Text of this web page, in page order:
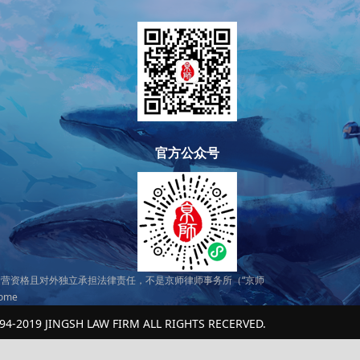
官方公众号
资格且对外独立承担法律责任，不是京师律师事务所（“京师
2019 JINGSH LAW FIRM ALL RIGHTS RECERVED.